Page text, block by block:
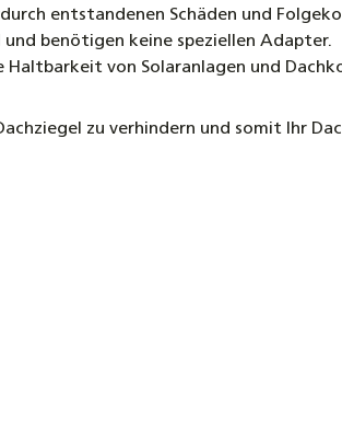
entstandenen Schäden und
benötigen keine speziellen Adapter.
von Solaranlagen und
zu verhindern und somit Ihr